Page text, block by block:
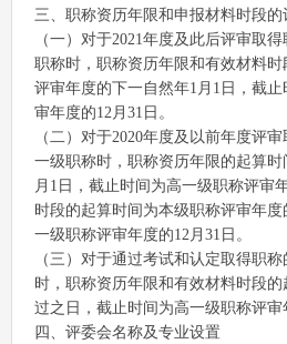
三、职称资历年限和申报材料时段的
（一）对于2021年度及此后评审取
职称时，职称资历年限和有效材料
评审年度的下一自然年1月1日，截
审年度的12月31日。
（二）对于2020年度及以前年度评
一级职称时，职称资历年限的起算
月1日，截止时间为高一级职称评审
时段的起算时间为本级职称评审年
一级职称评审年度的12月31日。
（三）对于通过考试和认定取得职
时，职称资历年限和有效材料时段
过之日，截止时间为高一级职称评审
四、评委会名称及专业设置